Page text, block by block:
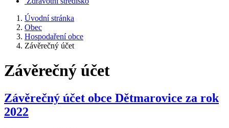
Úvodní stránka
Obec
Hospodaření obce
Závěrečný účet
Závěrečný účet
Závěrečný účet obce Dětmarovice za rok
2022